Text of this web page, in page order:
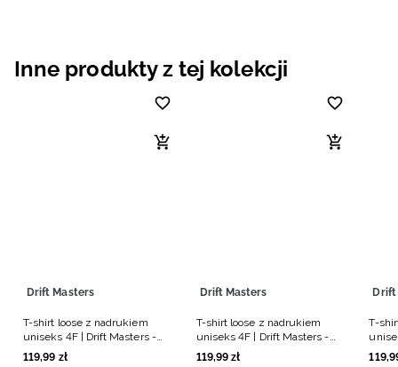
Inne produkty z tej kolekcji
Drift Masters
T-shirt loose z nadrukiem
uniseks 4F | Drift Masters -
biały
119,99 zł
Drift Masters
T-shirt loose z nadrukiem
uniseks 4F | Drift Masters -
czarny
119,99 zł
Drift
T-
119,